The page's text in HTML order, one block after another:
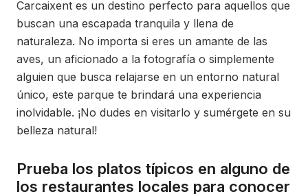
Carcaixent es un destino perfecto para aquellos que
buscan una escapada tranquila y llena de
naturaleza. No importa si eres un amante de las
aves, un aficionado a la fotografía o simplemente
alguien que busca relajarse en un entorno natural
único, este parque te brindará una experiencia
inolvidable. ¡No dudes en visitarlo y sumérgete en su
belleza natural!
Prueba los platos típicos en alguno de
los restaurantes locales para conocer